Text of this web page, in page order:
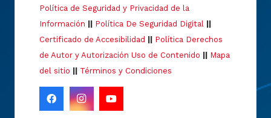
Política de Seguridad y Privacidad de la
Información
Política De Seguridad Digital
Certificado de Accesibilidad
Política Derechos
de Autor y Autorización Uso de Contenido
Mapa
del sitio
Términos y Condiciones